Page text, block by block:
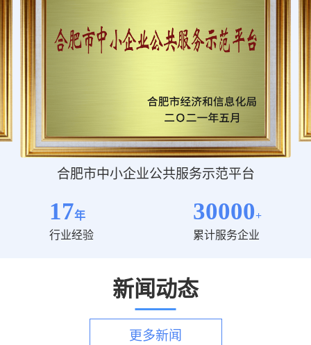
阿里巴巴国际站认证财税服务商
17年
行业经验
30000+
累计服务企业
新闻动态
更多新闻